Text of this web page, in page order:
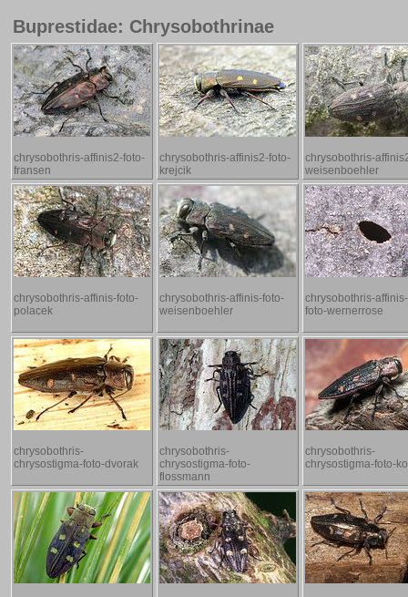
Buprestidae: Chrysobothrinae
chrysobothris-affinis2-foto-
fransen
chrysobothris-affinis2-foto-
krejcik
chrysobothris-
weisenboehler
chrysobothris-affinis-foto-
polacek
chrysobothris-affinis-foto-
weisenboehler
chrysobothris-
foto-wernerrose
chrysobothris-
chrysostigma-foto-dvorak
chrysobothris-
chrysostigma-foto-
flossmann
chrysobothris-
chrysostigma-foto-